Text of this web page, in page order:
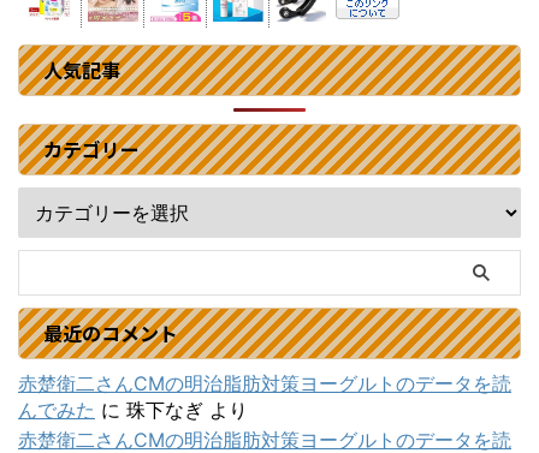
人気記事
カテゴリー
最近のコメント
赤楚衛二さんCMの明治脂肪対策ヨーグルトのデータを読
んでみた に 珠下なぎ より
赤楚衛二さんCMの明治脂肪対策ヨーグルトのデータを読